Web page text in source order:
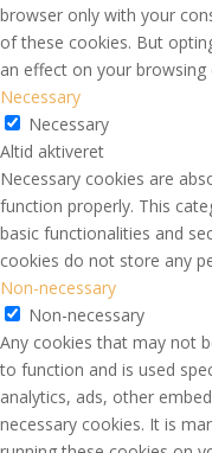
browser only with your
of these cookies. But
an effect on your browsing
Necessary
Necessary
Altid aktiveret
Necessary cookies are
function properly. This
basic functionalities and
cookies do not store any
Non-necessary
Non-necessary
Any cookies that may not
to function and is used
analytics, ads, other
necessary cookies. It is